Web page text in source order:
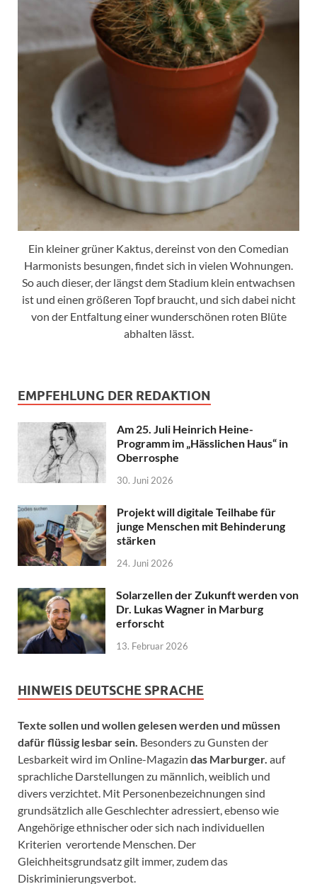
Ein kleiner grüner Kaktus, dereinst von den Comedian
Harmonists besungen, findet sich in vielen Wohnungen.
So auch dieser, der längst dem Stadium klein entwachsen
ist und einen größeren Topf braucht, und sich dabei nicht
von der Entfaltung einer wunderschönen roten Blüte
abhalten lässt.
EMPFEHLUNG DER REDAKTION
Am 25. Juli Heinrich Heine-
Programm im „Hässlichen Haus“ in
Oberrosphe
30. Juni 2026
Projekt will digitale Teilhabe für
junge Menschen mit Behinderung
stärken
24. Juni 2026
Solarzellen der Zukunft werden von
Dr. Lukas Wagner in Marburg
erforscht
13. Februar 2026
HINWEIS DEUTSCHE SPRACHE
Texte sollen und wollen gelesen werden und müssen
dafür flüssig lesbar sein. Besonders zu Gunsten der
Lesbarkeit wird im Online-Magazin das Marburger. auf
sprachliche Darstellungen zu männlich, weiblich und
divers verzichtet. Mit Personenbezeichnungen sind
grundsätzlich alle Geschlechter adressiert, ebenso wie
Angehörige ethnischer oder sich nach individuellen
Kriterien verortende Menschen. Der
Gleichheitsgrundsatz gilt immer, zudem das
Diskriminierungsverbot.